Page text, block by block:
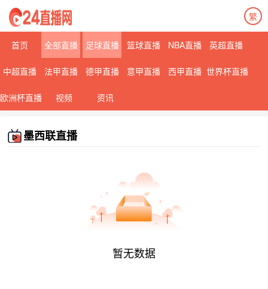
繁
首页 全部直播 足球直播 篮球直播 NBA直播 英超直播
中超直播 法甲直播 德甲直播 意甲直播 西甲直播 世界杯直播
欧洲杯直播 视频 资讯
墨西联直播
暂无数据